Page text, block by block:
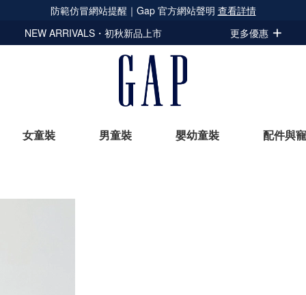
防範仿冒網站提醒｜Gap 官方網站聲明 查看詳情
NEW ARRIVALS・初秋新品上市
更多優惠
女童裝 男童裝 嬰幼童裝 配件與